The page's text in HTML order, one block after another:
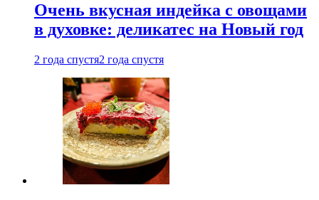
Очень вкусная индейка с овощами
в духовке: деликатес на Новый год
2 года спустя2 года спустя